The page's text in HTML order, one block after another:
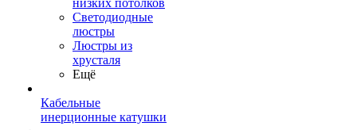
низких потолков
Cветодиодные
люстры
Люстры из
хрусталя
Ещё
Кабельные
инерционные катушки